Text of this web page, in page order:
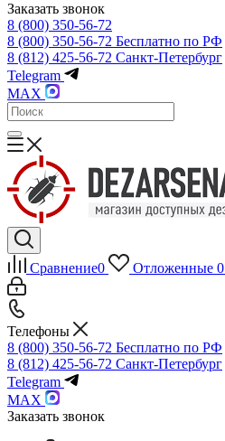
Заказать звонок
8 (800) 350-56-72
8 (800) 350-56-72 Бесплатно по РФ
8 (812) 425-56-72 Санкт-Петербург
Telegram
MAX
Сравнение0 Отложенные 0
Телефоны
8 (800) 350-56-72 Бесплатно по РФ
8 (812) 425-56-72 Санкт-Петербург
Telegram
MAX
Заказать звонок